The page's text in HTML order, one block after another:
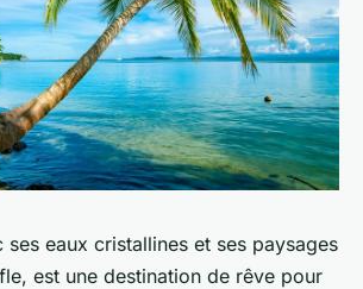
ses eaux cristallines et ses paysages
est une destination de rêve pour